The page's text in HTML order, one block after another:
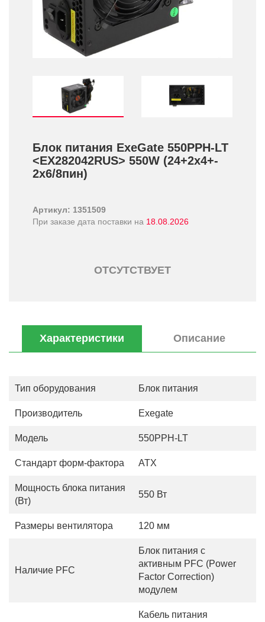
Блок питания ExeGate 550PPH-LT
<EX282042RUS> 550W (24+­2x4+­
2x6/­8пин)
Артикул: 1351509
При заказе дата поставки на 18.08.2026
ОТСУТСТВУЕТ
Характеристики Описание
Тип оборудования Блок питания
Производитель Exegate
Модель 550PPH-LT
Стандарт форм-фактора ATX
Мощность блока питания
(Вт)
550 Вт
Размеры вентилятора 120 мм
Наличие PFC
Блок питания с
активным PFC (Power
Factor Correction)
модулем
Кабель питания